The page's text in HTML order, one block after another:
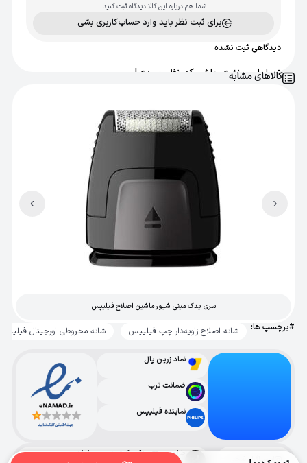
شما هم درباره این کالا دیدگاه ثبت کنید.
برای ثبت نظر باید وارد حساب‌کاربری بشی
دیدگاهی ثبت نشده
تو اولین نفری باش که نظر میدی!
کالاهای مشابه
سری یدک مینی شیور ماشین اصلاح فیلیپس
#برچسپ ها: شانه اصلاح زاویه‌دار چپ فیلیپس شانه مخروطی اورجینال فیلیپس
نماد زرین پال
ضمانت ترب
نماینده فیلیپس
اینستاگرام قیچی
طراحی با ❤️ و دقت، کاری از حسین ابراهیمی